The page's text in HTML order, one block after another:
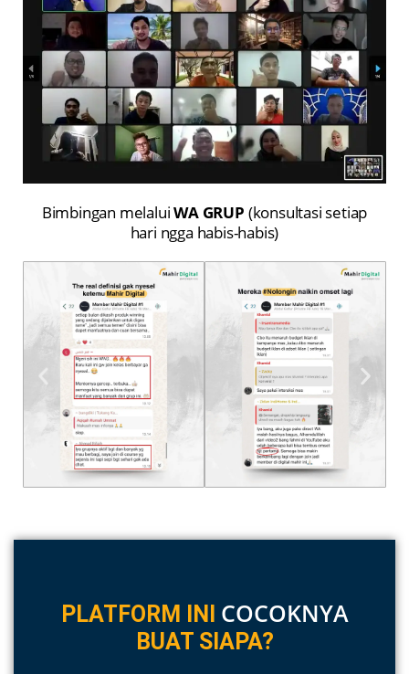
Bimbingan melaluiWA GRUP (konsultasi setiap
hari ngga habis-habis)
PLATFORM INI COCOKNYA
BUAT SIAPA?